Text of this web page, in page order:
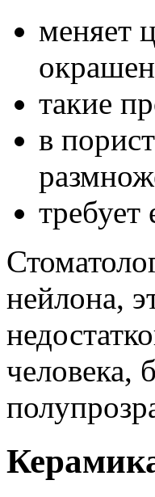
меняет
такие
в
требует
нейлона,
человека,